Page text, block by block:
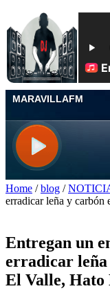
Home / blog /
erradicar leña y carbón
Entregan un
erradicar leña
El Valle,